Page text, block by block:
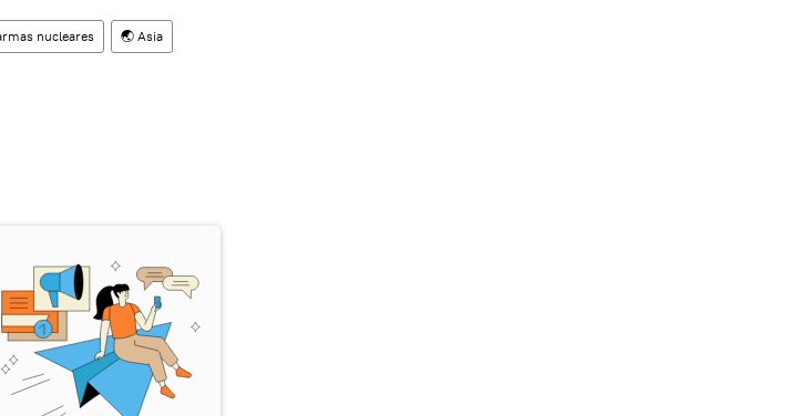
nucleares 🌏 Asia